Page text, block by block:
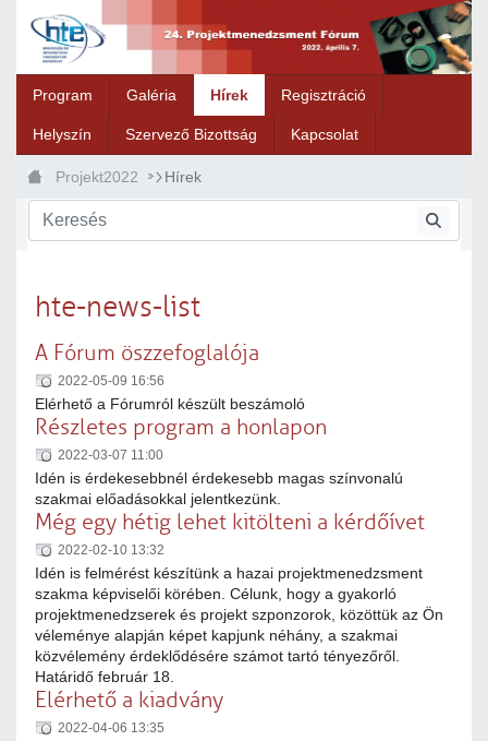
Ugrás a fő tartalomhoz
Program Galéria Hírek Regisztráció
Helyszín Szervező Bizottság Kapcsolat
Projekt2022 Hírek
hte-news-list
A Fórum öszzefoglalója
2022-05-09 16:56
Elérhető a Fórumról készült beszámoló
Részletes program a honlapon
2022-03-07 11:00
Idén is érdekesebbnél érdekesebb magas színvonalú
szakmai előadásokkal jelentkezünk.
Még egy hétig lehet kitölteni a kérdőívet
2022-02-10 13:32
Idén is felmérést készítünk a hazai projektmenedzsment
szakma képviselői körében. Célunk, hogy a gyakorló
projektmenedzserek és projekt szponzorok, közöttük az Ön
véleménye alapján képet kapjunk néhány, a szakmai
közvélemény érdeklődésére számot tartó tényezőről.
Határidő február 18.
Elérhető a kiadvány
2022-04-06 13:35